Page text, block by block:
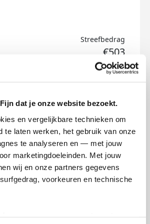
dat je onze website bezoekt.
en vergelijkbare technieken om
te laten werken, het gebruik van onze
te analyseren en — met jouw
marketingdoeleinden. Met jouw
wij en onze partners gegevens
voorkeuren en technische
Streefbedrag
€503
Dss's badges